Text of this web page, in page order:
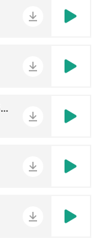
Ты Пришла Когда Я Потерял Всё